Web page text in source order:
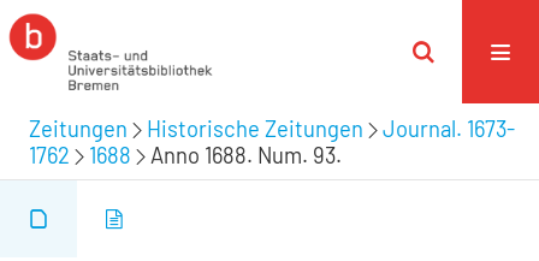
Zeitungen Historische Zeitungen
Journal. 1673-
1762
1688 Anno 1688. Num. 93.